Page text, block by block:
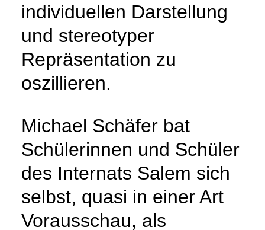
individuellen Darstellung
und stereotyper
Repräsentation zu
oszillieren.
Michael Schäfer bat
Schülerinnen und Schüler
des Internats Salem sich
selbst, quasi in einer Art
Vorausschau, als